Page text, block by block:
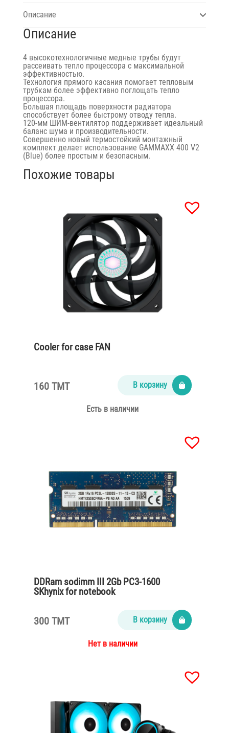
Описание
Описание
4 высокотехнологичные медные трубы будут
рассеивать тепло процессора с максимальной
эффективностью.
Технология прямого касания помогает тепловым
трубкам более эффективно поглощать тепло
процессора.
Большая площадь поверхности радиатора
способствует более быстрому отводу тепла.
120-мм ШИМ-вентилятор поддерживает идеальный
баланс шума и производительности.
Совершенно новый термостойкий монтажный
комплект делает использование GAMMAXX 400 V2
(Blue) более простым и безопасным.
Похожие товары
Cooler for case FAN
160 TMT В корзину
Есть в наличии
DDRam sodimm III 2Gb PC3-1600
SKhynix for notebook
300 TMT В корзину
Нет в наличии